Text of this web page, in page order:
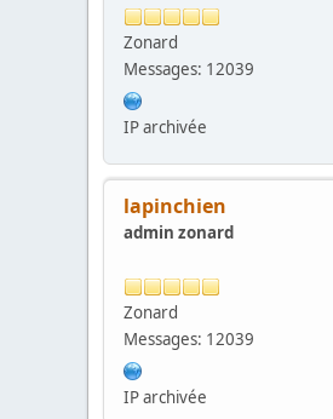
Zonard
Messages: 12039
IP archivée
lapinchien
admin zonard
Zonard
Messages: 12039
IP archivée